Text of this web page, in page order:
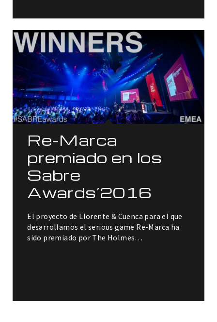
Re-Marca
premiado en los
Sabre
Awards’2016
El proyecto de Llorente & Cuenca para el que
desarrollamos el serious game Re-Marca ha
sido premiado por The Holmes…